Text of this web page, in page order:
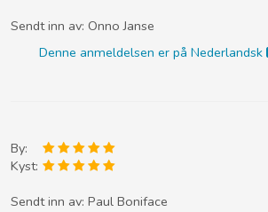
Sendt inn av: Onno Janse
Denne anmeldelsen er på Nederlandsk
By:
Kyst:
Sendt inn av: Paul Boniface